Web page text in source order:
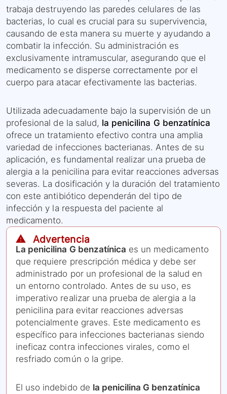
trabaja destruyendo las paredes celulares de las
bacterias, lo cual es crucial para su supervivencia,
causando de esta manera su muerte y ayudando a
combatir la infección. Su administración es
exclusivamente intramuscular, asegurando que el
medicamento se disperse correctamente por el
cuerpo para atacar efectivamente las bacterias.
Utilizada adecuadamente bajo la supervisión de un
profesional de la salud, la penicilina G benzatínica
ofrece un tratamiento efectivo contra una amplia
variedad de infecciones bacterianas. Antes de su
aplicación, es fundamental realizar una prueba de
alergia a la penicilina para evitar reacciones adversas
severas. La dosificación y la duración del tratamiento
con este antibiótico dependerán del tipo de
infección y la respuesta del paciente al
medicamento.
⚠️ Advertencia
La penicilina G benzatínica es un medicamento
que requiere prescripción médica y debe ser
administrado por un profesional de la salud en
un entorno controlado. Antes de su uso, es
imperativo realizar una prueba de alergia a la
penicilina para evitar reacciones adversas
potencialmente graves. Este medicamento es
específico para infecciones bacterianas siendo
ineficaz contra infecciones virales, como el
resfriado común o la gripe.
El uso indebido de la penicilina G benzatínica